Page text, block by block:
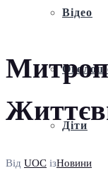
Відео
Діти
Від UOC ізНовини